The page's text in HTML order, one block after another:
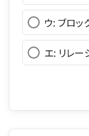
ウ: ブロッ
エ: リレー